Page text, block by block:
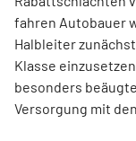
fahren Autobauer
Halbleiter
Klasse
besonders
Versorgung mit